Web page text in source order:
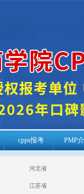
cpps报考 PMP
河北省
江苏省